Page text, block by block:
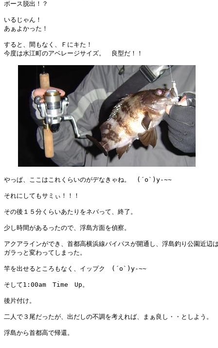
ボース脱出！？
いるじゃん！
あぁよかった！
すると、間もなく、Ｆにキた！
今度は水江町のアベレージサイズ。　良型だ！！
やっぱ、ここはこれくらいのがデなきゃね。　(´o`)y-~~
それにしてもサミぃ！！！
その後１５分くらいあたりをネバって、終了。
少し時間があるったので、浮島方面を偵察。
アクアラインができ、首都高横浜線バイパスが開通し、浮島釣り公園近辺
ガラっと変わってしまった。
竿を出せるところもなく、イップク　(´o`)y-~~
そして1:00am　Time　Up。
後片付け。
二人で３尾だったが、出だしの不調を考えれば、まぁ良し・・としよう。